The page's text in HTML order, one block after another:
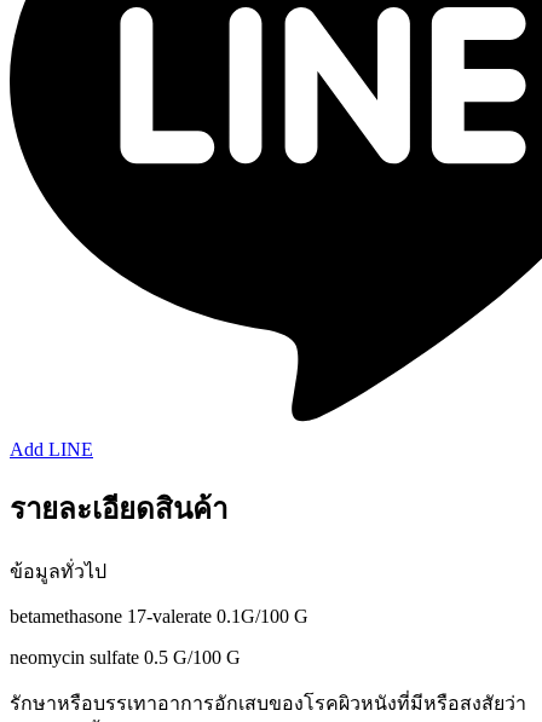
Add LINE
รายละเอียดสินค้า
ข้อมูลทั่วไป
betamethasone 17-valerate 0.1G/100 G
neomycin sulfate 0.5 G/100 G
รักษาหรือบรรเทาอาการอักเสบของโรคผิวหนังที่มีหรือสงสัยว่า